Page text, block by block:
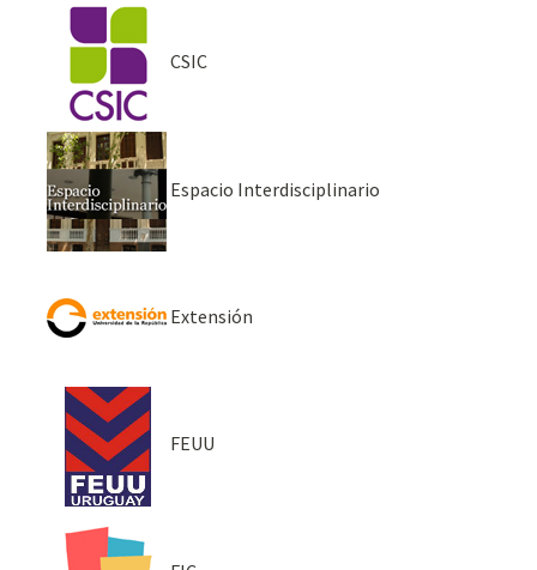
CSIC
Espacio Interdisciplinario
Extensión
FEUU